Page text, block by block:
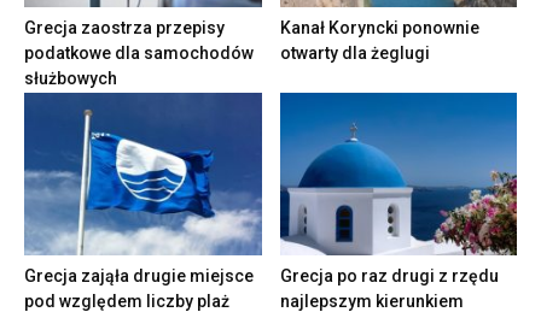
Grecja zaostrza przepisy
podatkowe dla samochodów
służbowych
Kanał Koryncki ponownie
otwarty dla żeglugi
Grecja zająła drugie miejsce
pod względem liczby plaż
Grecja po raz drugi z rzędu
najlepszym kierunkiem